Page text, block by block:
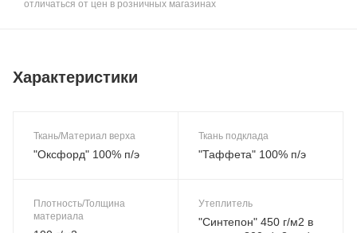
отличаться от цен в розничных магазинах
Характеристики
Ткань/Материал верха
"Оксфорд" 100% п/э
Ткань подклада
"Таффета" 100% п/э
Плотность/Толщина
материала
Утеплитель
"Синтепон" 450 г/м2 в